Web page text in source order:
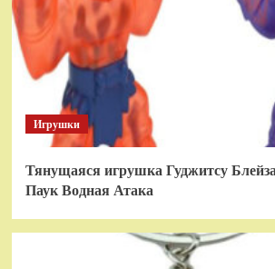
Игрушки
Тянущаяся игрушка Гуджитсу
Паук Водная Атака